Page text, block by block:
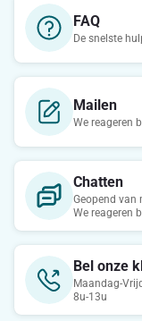
FAQ
De snelste
Mailen
We reageren
Chatten
Geopend van
We reageren
Bel onze
Maandag-
8u-13u